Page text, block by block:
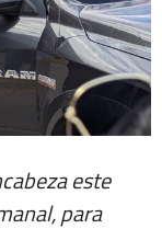
este
para